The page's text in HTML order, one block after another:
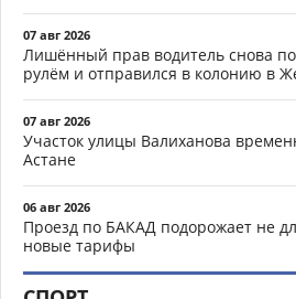
07 авг 2026
Лишённый прав водитель снова
рулём и отправился в колонию в
07 авг 2026
Участок улицы Валиханова
Астане
06 авг 2026
Проезд по БАКАД подорожает не
новые тарифы